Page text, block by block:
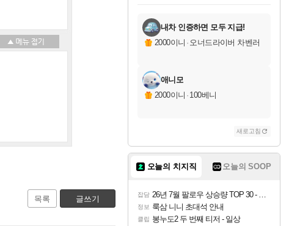
목록 글쓰기
당첨되셨습니다.
당첨되셨습니다.
당첨되셨습니다.
당첨되셨습니다.
에디션 (스팀코드)를 교환.
당첨되셨습니다.
당첨되셨습니다.
당첨되셨습니다.
당첨되셨습니다.
내차 인증하면 모두 지급!
2000이니 · 오너드라이버 차벤러
애니모
2000이니 · 100베니
새로고침
오늘의 치지직 오늘의 SOOP
잡담 26년 7월 팔로우 상승량 TOP 30 - 월간 치지직
정보 룩삼 니니 초대석 안내
클립 봉누도2 두 번째 티저 - 일상